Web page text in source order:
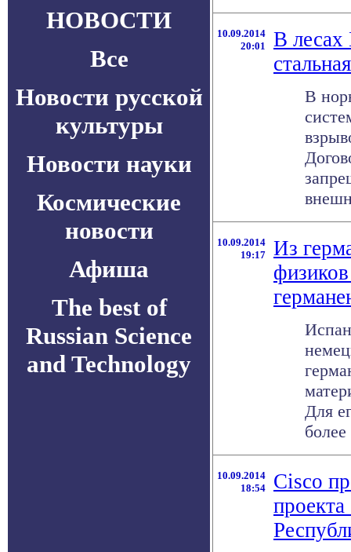
НОВОСТИ
Все
Новости русской
культуры
Новости науки
Космические
новости
Афиша
The best of
Russian Science
and Technology
10.09.2014
20:01
В лесах
В
10.09.2014
19:17
Из
Для
10.09.2014
18:54
Cisco